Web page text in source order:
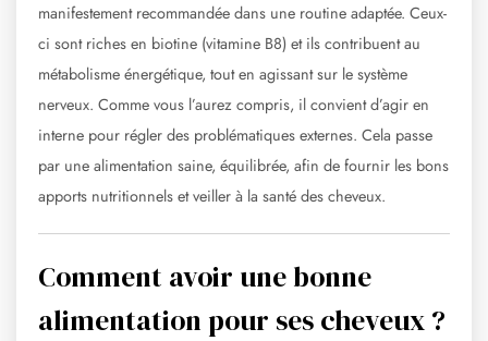
manifestement recommandée dans une routine adaptée. Ceux-
ci sont riches en biotine (vitamine B8) et ils contribuent au
métabolisme énergétique, tout en agissant sur le système
nerveux. Comme vous l’aurez compris, il convient d’agir en
interne pour régler des problématiques externes. Cela passe
par une alimentation saine, équilibrée, afin de fournir les bons
apports nutritionnels et veiller à la santé des cheveux.
Comment avoir une bonne
alimentation pour ses cheveux ?